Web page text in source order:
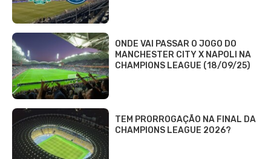
ONDE VAI PASSAR O JOGO DO
MANCHESTER CITY X NAPOLI NA
CHAMPIONS LEAGUE (18/09/25)
TEM PRORROGAÇÃO NA FINAL DA
CHAMPIONS LEAGUE 2026?